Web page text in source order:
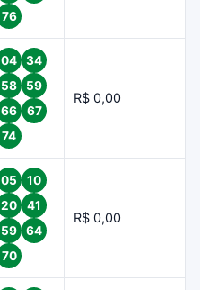
76
04
34
58
59
66
67
74
R$ 0,00
05
10
20
41
59
64
70
R$ 0,00